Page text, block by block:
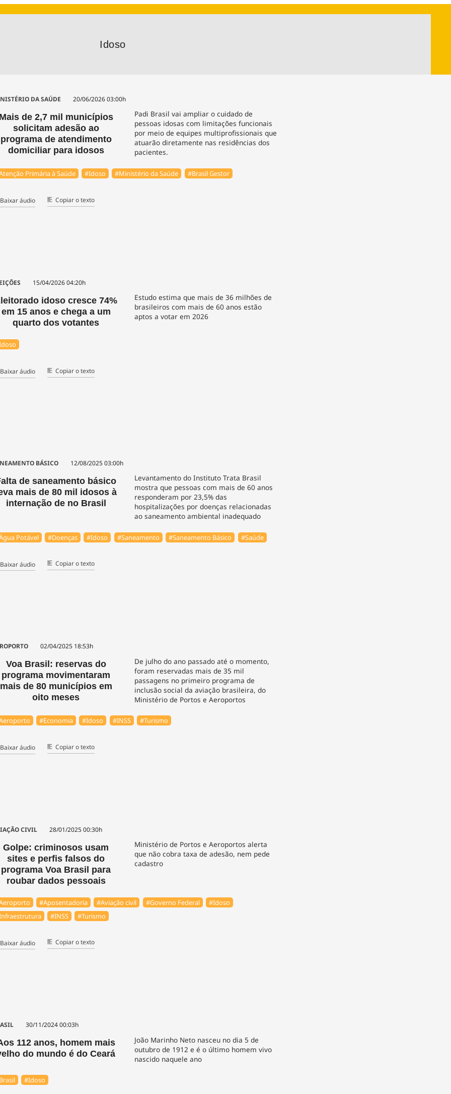
Idoso
DA SAÚDE 20/06/2026 03:00h
de 2,7 mil municípios
solicitam adesão ao
programa de atendimento
domiciliar para idosos
Padi Brasil vai ampliar o cuidado de
pessoas idosas com limitações funcionais
por meio de equipes multiprofissionais que
atuarão diretamente nas residências dos
pacientes.
Primária à Saúde #Idoso #Ministério da Saúde #Brasil Gestor
Baixar áudio Copiar o texto
15/04/2026 04:20h
idoso cresce 74%
em 15 anos e chega a um
quarto dos votantes
Estudo estima que mais de 36 milhões de
brasileiros com mais de 60 anos estão
aptos a votar em 2026
Baixar áudio Copiar o texto
BÁSICO 12/08/2025 03:00h
de saneamento básico
mais de 80 mil idosos à
internação de no Brasil
Levantamento do Instituto Trata Brasil
mostra que pessoas com mais de 60 anos
responderam por 23,5% das
hospitalizações por doenças relacionadas
ao saneamento ambiental inadequado
Potável #Doenças #Idoso #Saneamento #Saneamento Básico #Saúde
Baixar áudio Copiar o texto
02/04/2025 18:53h
Voa Brasil: reservas do
programa movimentaram
mais de 80 municípios em
oito meses
De julho do ano passado até o momento,
foram reservadas mais de 35 mil
passagens no primeiro programa de
inclusão social da aviação brasileira, do
Ministério de Portos e Aeroportos
#Economia #Idoso #INSS #Turismo
Baixar áudio Copiar o texto
CIVIL 28/01/2025 00:30h
Golpe: criminosos usam
sites e perfis falsos do
programa Voa Brasil para
roubar dados pessoais
Ministério de Portos e Aeroportos alerta
que não cobra taxa de adesão, nem pede
cadastro
#Aposentadoria #Aviação civil #Governo Federal
#Idoso
#INSS #Turismo
Baixar áudio Copiar o texto
30/11/2024 00:03h
112 anos, homem mais
do mundo é do Ceará
João Marinho Neto nasceu no dia 5 de
outubro de 1912 e é o último homem vivo
nascido naquele ano
#Idoso